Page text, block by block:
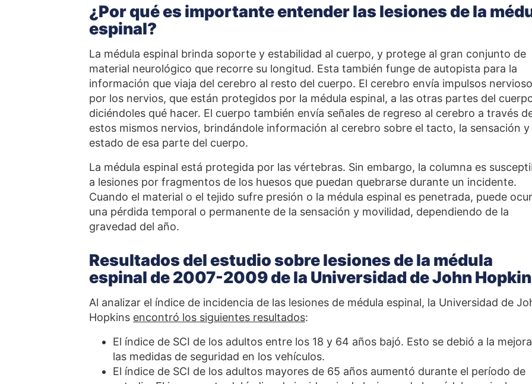
¿Por qué es importante entender las lesiones de la
espinal?
La médula espinal brinda soporte y estabilidad al cuerpo, y protege al gran conjunto de
material neurológico que recorre su longitud. Esta también funge de autopista para la
información que viaja del cerebro al resto del cuerpo. El cerebro envía impulsos
por los nervios, que están protegidos por la médula espinal, a las otras partes del
diciéndoles qué hacer. El cuerpo también envía señales de regreso al cerebro a través
estos mismos nervios, brindándole información al cerebro sobre el tacto, la sensación y
estado de esa parte del cuerpo.
La médula espinal está protegida por las vértebras. Sin embargo, la columna es
a lesiones por fragmentos de los huesos que puedan quebrarse durante un incidente.
Cuando el material o el tejido sufre presión o la médula espinal es penetrada, puede
una pérdida temporal o permanente de la sensación y movilidad, dependiendo de la
gravedad del año.
Resultados del estudio sobre lesiones de la médula
espinal de 2007-2009 de la Universidad de John
Al analizar el índice de incidencia de las lesiones de médula espinal, la Universidad de
Hopkins encontró los siguientes resultados:
El índice de SCI de los adultos entre los 18 y 64 años bajó. Esto se debió a la
las medidas de seguridad en los vehículos.
El índice de SCI de los adultos mayores de 65 años aumentó durante el período de